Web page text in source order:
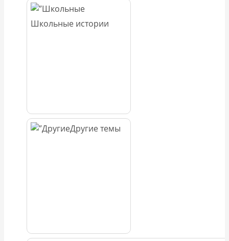
Школьные истории
Другие темы